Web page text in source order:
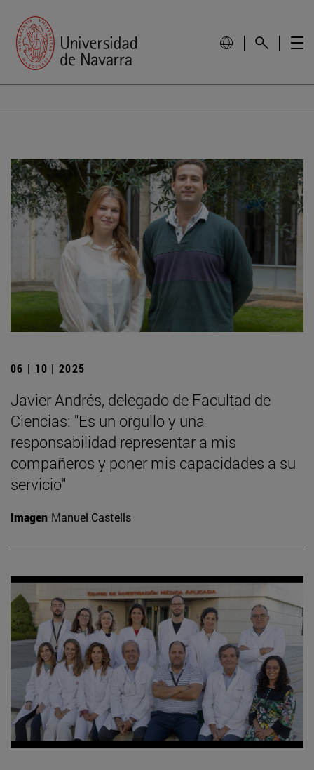
06 | 10 | 2025
Javier Andrés, delegado de Facultad de
Ciencias: "Es un orgullo y una
responsabilidad representar a mis
compañeros y poner mis capacidades a su
servicio"
Imagen Manuel Castells